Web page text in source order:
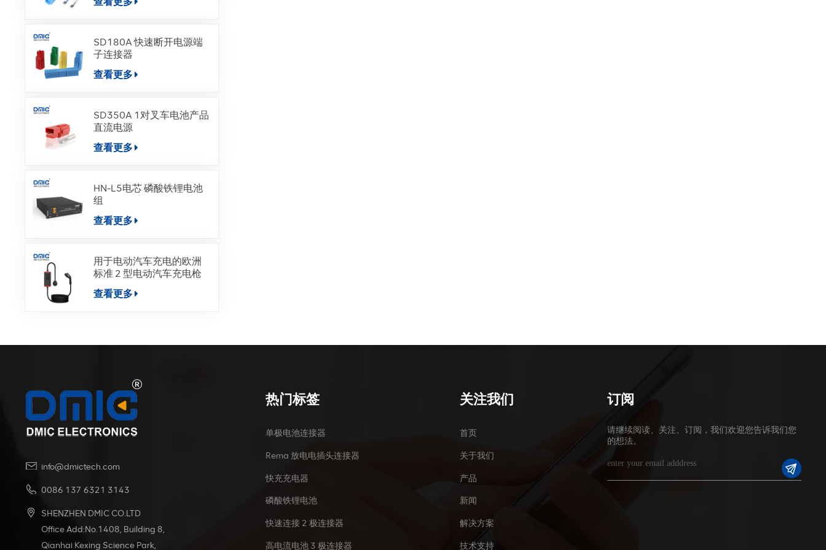
SD180A 快速断开电源端
子连接器
查看更多
SD350A 1对叉车电池产品
直流电源
查看更多
HN-L5电芯 磷酸铁锂电池
组
查看更多
用于电动汽车充电的欧洲
标准 2 型电动汽车充电枪
查看更多
info@dmictech.com
0086 137 6321 3143
SHENZHEN DMIC CO.LTD
Office Add:No.1408, Building 8,
Qianhai Kexing Science Park,
热门标签
单极电池连接器
Rema 放电电插头连接器
快充充电器
磷酸铁锂电池
快速连接 2 极连接器
高电流电池 3 极连接器
关注我们
首页
关于我们
产品
新闻
解决方案
技术支持
订阅
请继续阅读、关注、订阅，我们欢迎您告诉我们您
的想法。